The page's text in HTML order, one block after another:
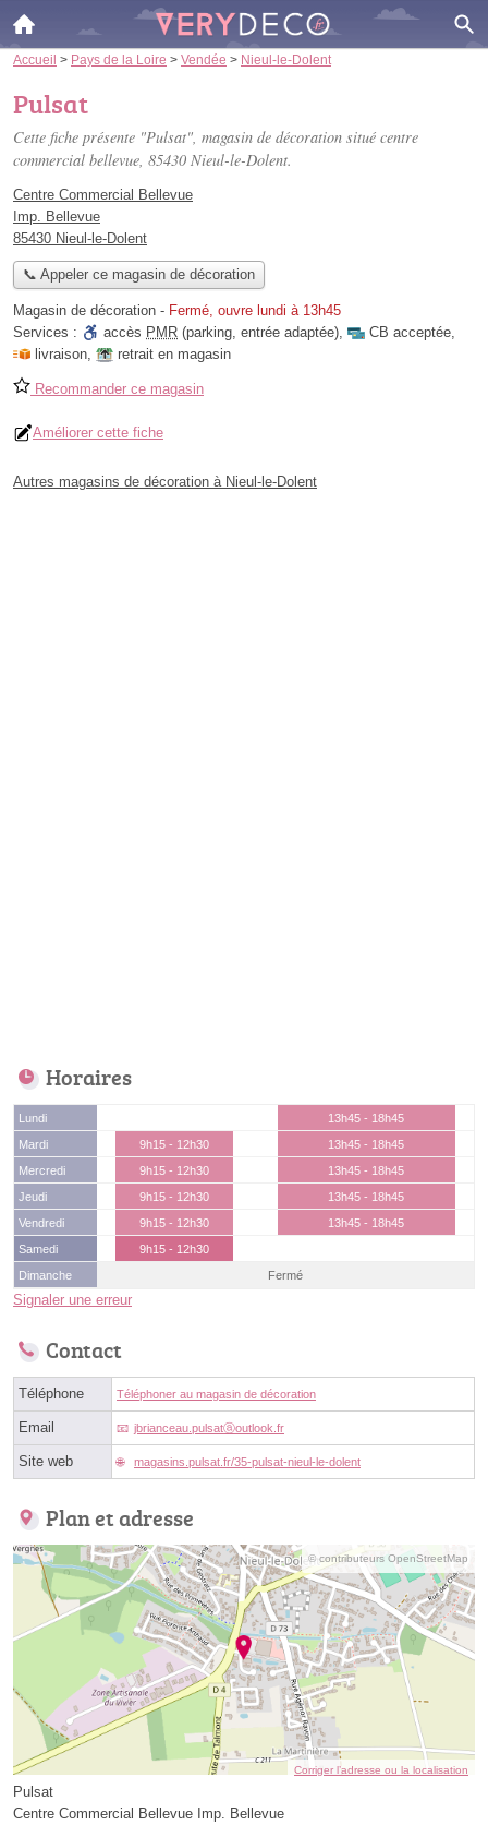
Accueil > Pays de la Loire > Vendée > Nieul-le-Dolent
Pulsat
Cette fiche présente "Pulsat", magasin de décoration situé centre
commercial bellevue, 85430 Nieul-le-Dolent.
Centre Commercial Bellevue
Imp. Bellevue
85430 Nieul-le-Dolent
📞 Appeler ce magasin de décoration
Magasin de décoration - Fermé, ouvre lundi à 13h45
Services :
accès PMR (parking, entrée adaptée), CB acceptée,
livraison, retrait en magasin
Recommander ce magasin
Améliorer cette fiche
Autres magasins de décoration à Nieul-le-Dolent
Horaires
Lundi
13h45 - 18h45
Mardi
9h15 - 12h30
13h45 - 18h45
Mercredi
9h15 - 12h30
13h45 - 18h45
Jeudi
9h15 - 12h30
13h45 - 18h45
Vendredi
9h15 - 12h30
13h45 - 18h45
Samedi
9h15 - 12h30
Dimanche
Fermé
Signaler une erreur
Contact
Téléphone Téléphoner au magasin de décoration
Email jbrianceau.pulsatⓐoutlook.fr
Site web magasins.pulsat.fr/35-pulsat-nieul-le-dolent
Plan et adresse
© contributeurs OpenStreetMap
Corriger l’adresse ou la localisation
Pulsat
Centre Commercial Bellevue Imp. Bellevue